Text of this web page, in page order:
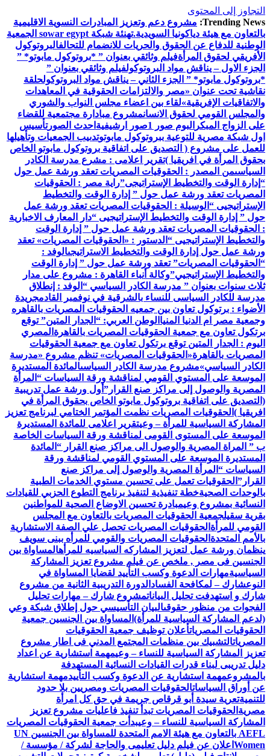
التجاوز إلى المحتوى
Trending News: مشروع دعم وتعزيز المبادرات النسوية الاقليمية
بالتعاون مع هيئة دياكونيا السويدية.
تهنئة شبكة sowar egypt الجمعية
الوطنية للدفاع عن الحقوق والحريات للانضمام للتحالفالبروتوكول
الأفريقي لحقوق المرأةفيلم وثائقي بعنوان ” *بروتوكول مابوتو* ”
الجزء الاول – يناقش مواد البروتوكولفيلم وثائقي بعنوان ”
*بروتوكول مابوتو* ” الجزء الثاني – يناقش مواد البروتوكولحلقة
نقاشية تحت عنوان «مصر والالتزامات الحقوقية في المعاهدات
والاتفاقيات الإفريقية»لقاء بين اعضاء مجلس النواب والشوري
والمجلس القومي لحقوق الانسانمشروع مبادارة مجتمعية للقضاء
على الزواج المبكر البوم صور 1 صور ارشيفية احدث الصورتأسيس
اول شبكة مصرية للتوعية ببروتوكول مابوتوتدىيب الجمعيات وتأهيلها
للعمل على مشروع ( التصديق على اتفاقية بروتوكول مابوتو الخاص
بحقوق المرأة في افريقيا )تقرير اعلامى : مشرع مدرسة الكادر
السياسىمن المصدر : الحقوقيات المصريات تعقد ورشة عمل حول
“إدارة الوقت والتخطيط الإستراتيجى”راية مصر : الحقوقيات
المصريات تعقد ورشة عمل حول ” إدارة الوقت والتخطيط
الإستراتيجيى “ الوسيلة : الحقوقيات المصريات تعقد ورشة عمل
حول ” إدارة الوقت والتخطيط الإستراتيجيى “دار المعارف الاخبارية
: الحقوقيات المصريات تعقد ورشة عمل حول ” إدارة الوقت
والتخطيط الإستراتيجيى “ الدستور : «الحقوقيات المصريات» تعقد
ورشة عمل حول إدارة الوقت والتخطيط الاستراتيجىالوفد :
“الحقوقيات المصريات” تعقد ورشة عمل حول ” إدارة الوقت
والتخطيط الإستراتيجيي”وكالة أنباء القاهرة : مشروع على مدار
ثلاث سنوات بعنوان ” مدرسة الكادر السياسي “ الوفد : إنطلاق
مدرسة للكادر السياسى للنساء بالشرقية في نوفمبر القادمجريدة
الأضواء : برتوكول تعاون بين جمعيه الحقوقيات المصريات بالقاهره
وجمعية مصر ام الدنيا المنيا الوطن العربي: “الجدار المتين” توقع
برتكول تعاون مع جمعية الحقوقيات المصريات بالقاهرة المصري
اليوم : الجدار المتين توقع برتكول تعاون مع جمعية الحقوقيات
المصريات بالقاهرة«الحقوقيات المصريات» تنظم مشروع «مدرسة
الكادر السياسي»مشروع مدرسة الكادر السياسىالمائدة المستديرة
الموسعة على المستوي القومي لمناقشة ورقة السياسات “المرأة
المصرية والوصول إلى مراكز صنع القرار” أول ورشة عمل تدريبية
(التصديق على اتفاقية بروتوكول مابوتو الخاص بحقوق المرأة في
افريقيا ) الحقوقيات المصريات نظمت المؤتمر الختامي لبرنامج تعزيز
المشاركة السياسية للمرأة – وعيتقرير اعلامى للمائدة المستديرة
الموسعة على المستوى القومى لمناقشة ورقة السياسات الخاصة
ب ” المراة المصرية والوصول الى مراكز صنع القرار “ المائدة
المستديرة الموسعة على المستوي القومي لمناقشة ورقة
السياسات “المرأة المصرية والوصول إلى مراكز صنع
القرار” الحقوقيات تعمل على تحسين مستوي الخدمات الطبية
بالوحدات الصحيةخطة تنفيذية لتنفيذ برنامج التطوع الحزبي للقيادات
النسائية بمشروع وعيمبادرة تحسين الاوضاع الصحية للمواطنين
بقرية سقيلجمعية الحقوقيات المصريات بالتعاون مع المجلس
القومي للمرأة الحقوقيات المصريات تحصل علي الصفة الاستشارية
بالأمم المتحدة الحقوقيات المصريات والقومي للمرأه ببنى سويف
ينظمان ورشة عمل لتعزيز المشاركه السياسيه للمرأهالمساواة بين
الجنسين فى مصر , ملخص عن فيلم مشروع تعزيز المشاركة
السياسيةمهارات الدعوة وكسب التأييد لقضايا المساواة في
النوعشارك – لمكافحة الفساد الدورة التدريبية الثانية من مشروع
شارك و استهدفت تحليل البياناتمشروع شارك – مهارات تحليل
الفجوات من منظور حقوقىالبيان التأسيسي حول إطلاق شبكة وعي
(لدعم المشاركة السياسية للمرأة) المساواة بين الجنسين جمعية
الحقوقيات المصرياتأعلان توظيف جمعية الحقوقيات
المصرياتالتشبيك بين منظمات المجتمع المدني فى اطار مشروع
تعزيز المشاركة السياسية للنساء – وعيمهمة استشارية عن اعداد
دليل تدريبى لبناء قدرات القيادات النسائية المستهدفة
بالمشروعمهمة استشارية عن الدعوة وكسب التأييدمهمة استشارية
عن أوراق السياساتالحقوقيات المصريات ومصريين بلا حدود
للتنميةتعرية سيدة أبو قرقاص جريمة في حق كل امرأة
مصرية الحقوقيات المصريات تبدأ تنفيذ فاعليات مشروع تعزيز
المشاركة السياسية للنساء – وعيبدأت جمعية الحقوقيات المصريات
AEFL بالتعاون مع هيئة الامم المتحدة للمساواة بين الجنسين UN
Women اعلان عن فيلم دليل تعليمى والحاجة لشركة / مؤسسة /